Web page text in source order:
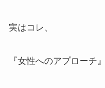
実はコレ、
『女性へのアプローチ』